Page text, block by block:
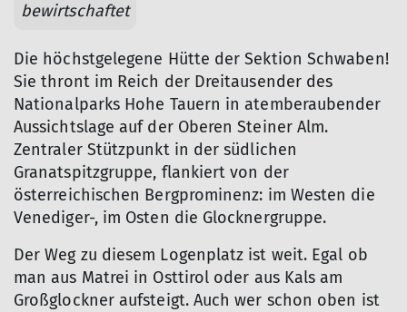
bewirtschaftet
Die höchstgelegene Hütte der Sektion Schwaben!
Sie thront im Reich der Dreitausender des
Nationalparks Hohe Tauern in atemberaubender
Aussichtslage auf der Oberen Steiner Alm.
Zentraler Stützpunkt in der südlichen
Granatspitzgruppe, flankiert von der
österreichischen Bergprominenz: im Westen die
Venediger-, im Osten die Glocknergruppe.
Der Weg zu diesem Logenplatz ist weit. Egal ob
man aus Matrei in Osttirol oder aus Kals am
Großglockner aufsteigt. Auch wer schon oben ist